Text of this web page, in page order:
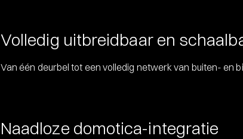
Volledig uitbreidbaar en
Van één deurbel tot een volledig netwerk van buiten- en
Naadloze domotica-integratie